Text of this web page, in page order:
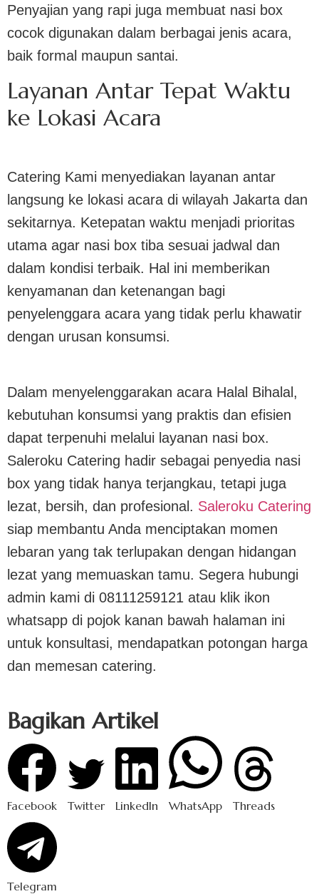
Penyajian yang rapi juga membuat nasi box
cocok digunakan dalam berbagai jenis acara,
baik formal maupun santai.
Layanan Antar Tepat Waktu
ke Lokasi Acara
Catering Kami menyediakan layanan antar
langsung ke lokasi acara di wilayah Jakarta dan
sekitarnya. Ketepatan waktu menjadi prioritas
utama agar nasi box tiba sesuai jadwal dan
dalam kondisi terbaik. Hal ini memberikan
kenyamanan dan ketenangan bagi
penyelenggara acara yang tidak perlu khawatir
dengan urusan konsumsi.
Dalam menyelenggarakan acara Halal Bihalal,
kebutuhan konsumsi yang praktis dan efisien
dapat terpenuhi melalui layanan nasi box.
Saleroku Catering hadir sebagai penyedia nasi
box yang tidak hanya terjangkau, tetapi juga
lezat, bersih, dan profesional. Saleroku Catering
siap membantu Anda menciptakan momen
lebaran yang tak terlupakan dengan hidangan
lezat yang memuaskan tamu. Segera hubungi
admin kami di 08111259121 atau klik ikon
whatsapp di pojok kanan bawah halaman ini
untuk konsultasi, mendapatkan potongan harga
dan memesan catering.
Bagikan Artikel
Facebook Twitter LinkedIn WhatsApp Threads
Telegram